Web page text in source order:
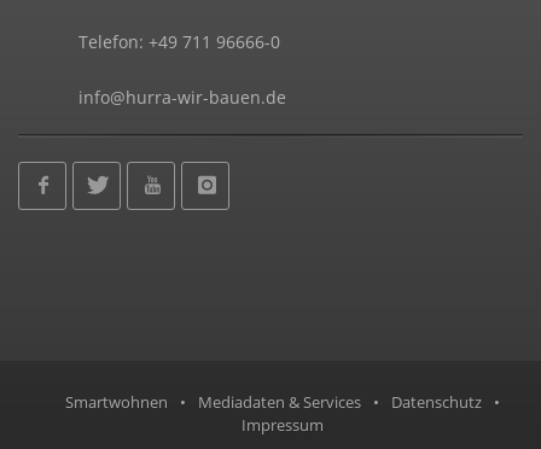
Telefon: +49 711 96666-0
info@hurra-wir-bauen.de
Smartwohnen • Mediadaten & Services • Datenschutz
•
Impressum